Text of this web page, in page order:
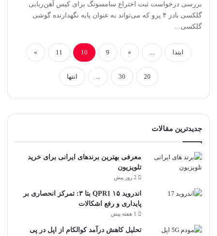
بررسی درخواست ثبت اختراع سامسونگ برای کیس آهن‌ربایی
گلکسی بادز ۴ پرو که می‌تواند به عنوان پایه نگهدارنده گوشی
گلکسی…
ابتدا ...
«
9
10
11
»
20
30
... انتها
جدیدترین مقالات
معرفی بهترین برندهای ایرانی برای خرید
تلویزیون
2 روز پیش
اندروید ۱۵ QPR1 بتا ۳: تمرکز انحصاری بر
پایداری و رفع اشکالات
1 هفته پیش
تحلیل کاهش درآمد کوالکام از اپل در پی